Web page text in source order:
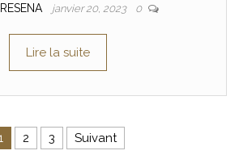
janvier 20, 2023 0
Lire la suite
des publications
2 3 Suivant